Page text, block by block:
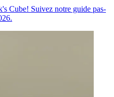
Cube! Suivez notre guide pas-